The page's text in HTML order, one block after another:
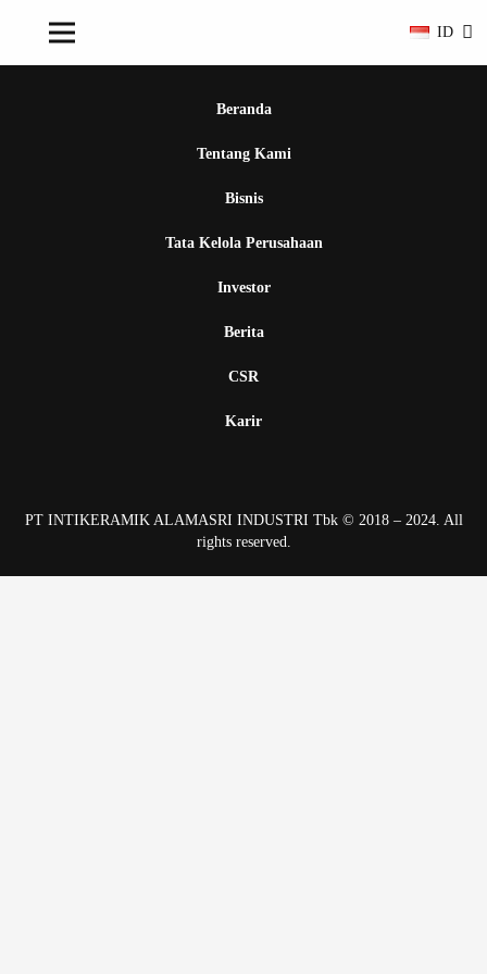
ID
Beranda
Tentang Kami
Bisnis
Tata Kelola Perusahaan
Investor
Berita
CSR
Karir
PT INTIKERAMIK ALAMASRI INDUSTRI Tbk © 2018 – 2024. All
rights reserved.